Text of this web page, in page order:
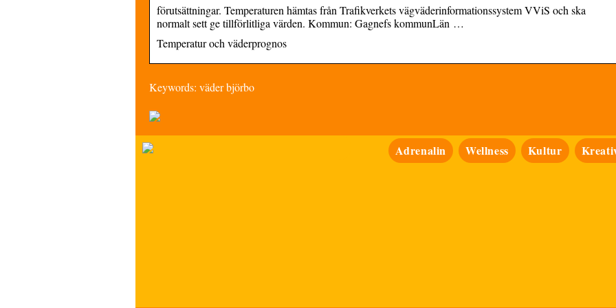
förutsättningar. Temperaturen hämtas från Trafikverkets vägväderinformationssystem VViS och ska
normalt sett ge tillförlitliga värden. Kommun: Gagnefs kommunLän …
Temperatur och väderprognos
Keywords: väder björbo
Adrenalin Wellness Kultur